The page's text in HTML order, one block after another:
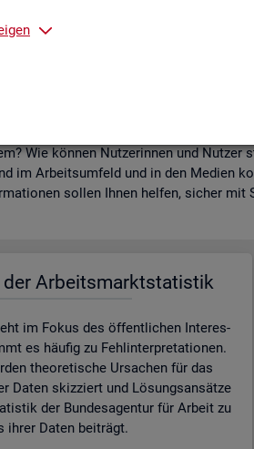
verstehen
Li­te­r­acy - Sta­tis­tik
in ver­schie­dens­ten Va­ria­tio­nen.
Wie kön­nen Nut­ze­rin­nen und
im Ar­beits­um­feld und in den Me­di­en
sol­len Ihnen hel­fen, si­cher
Ar­beits­markt­sta­tis­tik
im Fokus des öf­fent­li­chen In­ter­es­
es häu­fig zu Fehl­in­ter­pre­ta­tio­nen.
theo­re­ti­sche Ur­sa­chen für das
Daten skiz­ziert und Lö­sungs­an­sät­ze
der Bun­des­agen­tur für Ar­beit zu
ihrer Daten bei­trägt.